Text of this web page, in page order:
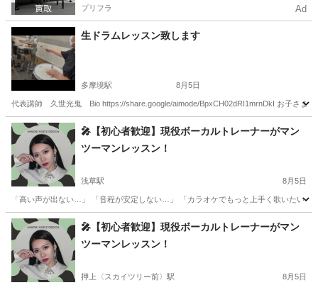
プリフラ Ad
生ドラムレッスン致します
多摩境駅 8月5日
代表講師 久世光鬼 Bio https://share.google/aimode/BpxCH02dRI1mrnDkI お子さま
東京 八王子市 多摩境駅 ドラム 夏休み
🎤【初心者歓迎】現役ボーカルトレーナーがマン
ツーマンレッスン！
浅草駅 8月5日
「高い声が出ない…」 「音程が安定しない…」 「カラオケでもっと上手く歌いたい
東京 台東区 浅草駅 ボーカル レッスン
🎤【初心者歓迎】現役ボーカルトレーナーがマン
ツーマンレッスン！
押上〈スカイツリー前〉駅 8月5日